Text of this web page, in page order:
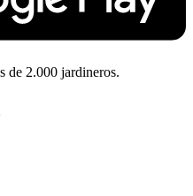
de 2.000 jardineros.